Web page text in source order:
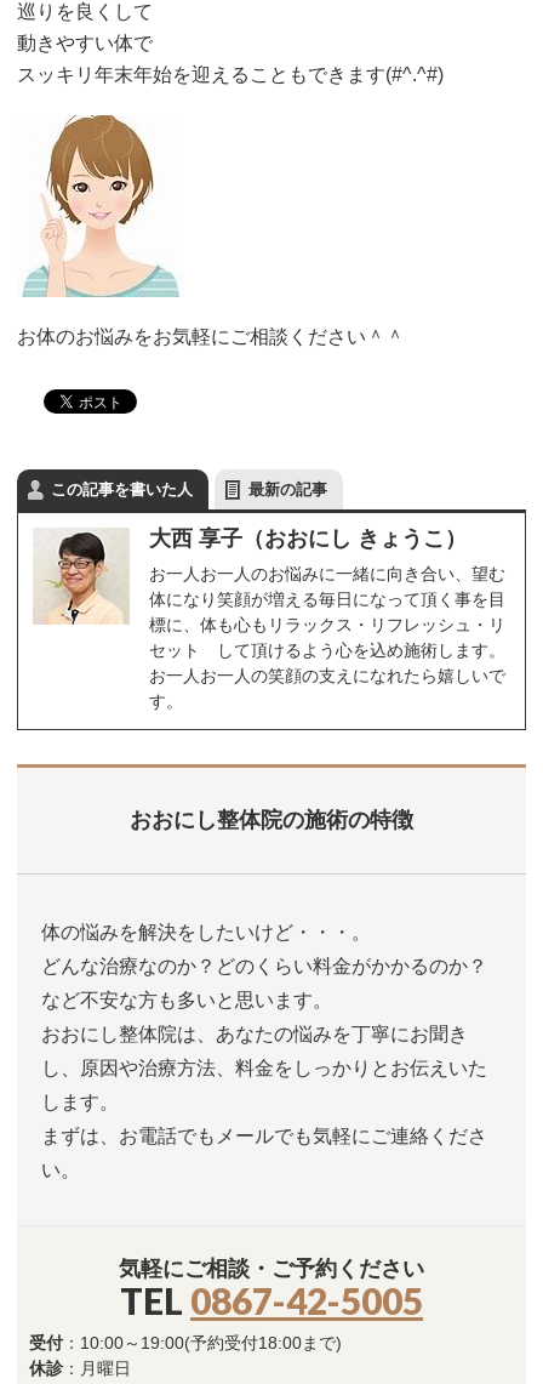
巡りを良くして
動きやすい体で
スッキリ年末年始を迎えることもできます(#^.^#)
お体のお悩みをお気軽にご相談ください＾＾
この記事を書いた人 最新の記事
大西 享子（おおにし きょうこ）
お一人お一人のお悩みに一緒に向き合い、望む
体になり笑顔が増える毎日になって頂く事を目
標に、体も心もリラックス・リフレッシュ・リ
セット して頂けるよう心を込め施術します。
お一人お一人の笑顔の支えになれたら嬉しいで
す。
おおにし整体院の施術の特徴
体の悩みを解決をしたいけど・・・。
どんな治療なのか？どのくらい料金がかかるのか？
など不安な方も多いと思います。
おおにし整体院は、あなたの悩みを丁寧にお聞き
し、原因や治療方法、料金をしっかりとお伝えいた
します。
まずは、お電話でもメールでも気軽にご連絡くださ
い。
気軽にご相談・ご予約ください
TEL 0867-42-5005
受付 ：10:00～19:00(予約受付18:00まで)
休診 ：月曜日